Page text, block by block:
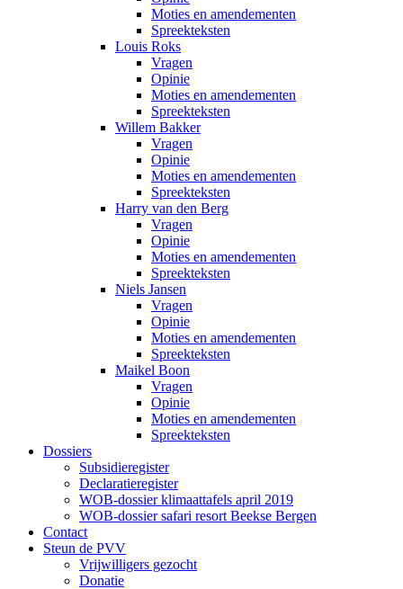
Moties en amendementen
Spreekteksten
Louis Roks
Vragen
Opinie
Moties en amendementen
Spreekteksten
Willem Bakker
Vragen
Opinie
Moties en amendementen
Spreekteksten
Harry van den Berg
Vragen
Opinie
Moties en amendementen
Spreekteksten
Niels Jansen
Vragen
Opinie
Moties en amendementen
Spreekteksten
Maikel Boon
Vragen
Opinie
Moties en amendementen
Spreekteksten
Dossiers
Subsidieregister
Declaratieregister
WOB-dossier klimaattafels april 2019
WOB-dossier safari resort Beekse Bergen
Contact
Steun de PVV
Vrijwilligers gezocht
Donatie